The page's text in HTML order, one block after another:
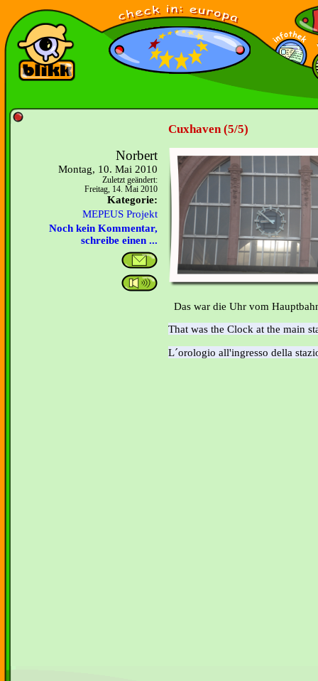
Cuxhaven (5/5)
Norbert
Montag, 10. Mai 2010
Zuletzt geändert:
Freitag, 14. Mai 2010
Kategorie:
MEPEUS Projekt
Noch kein Kommentar,
schreibe einen ...
Das war die Uhr vom
That was the Clock at the main
L´orologio all'ingresso della